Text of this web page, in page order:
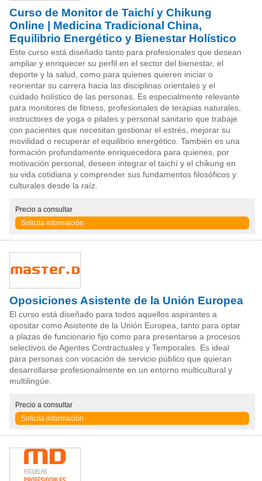
Curso de Monitor de Taichí y Chikung
Online | Medicina Tradicional China,
Equilibrio Energético y Bienestar Holístico
Este curso está diseñado tanto para profesionales que desean
ampliar y enriquecer su perfil en el sector del bienestar, el
deporte y la salud, como para quienes quieren iniciar o
reorientar su carrera hacia las disciplinas orientales y el
cuidado holístico de las personas. Es especialmente relevante
para monitores de fitness, profesionales de terapias naturales,
instructores de yoga o pilates y personal sanitario que trabaje
con pacientes que necesitan gestionar el estrés, mejorar su
movilidad o recuperar el equilibrio energético. También es una
formación profundamente enriquecedora para quienes, por
motivación personal, deseen integrar el taichí y el chikung en
su vida cotidiana y comprender sus fundamentos filosóficos y
culturales desde la raíz.
Precio a consultar
Solicita información
Oposiciones Asistente de la Unión Europea
El curso está diseñado para todos aquellos aspirantes a
opositar como Asistente de la Unión Europea, tanto para optar
a plazas de funcionario fijo como para presentarse a procesos
selectivos de Agentes Contractuales y Temporales. Es ideal
para personas con vocación de servicio público que quieran
desarrollarse profesionalmente en un entorno multicultural y
multilingüe.
Precio a consultar
Solicita información